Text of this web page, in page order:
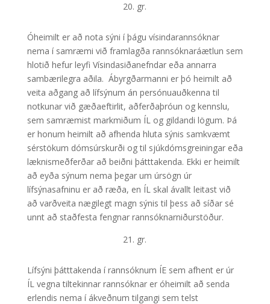
20. gr.
Óheimilt er að nota sýni í þágu vísindarannsóknar
nema í samræmi við framlagða rannsóknaráætlun sem
hlotið hefur leyfi Vísindasiðanefndar eða annarra
sambærilegra aðila. Ábyrgðarmanni er þó heimilt að
veita aðgang að lífsýnum án persónuauðkenna til
notkunar við gæðaeftirlit, aðferðaþróun og kennslu,
sem samræmist markmiðum ÍL og gildandi lögum. Þá
er honum heimilt að afhenda hluta sýnis samkvæmt
sérstökum dómsúrskurði og til sjúkdómsgreiningar eða
læknismeðferðar að beiðni þátttakenda. Ekki er heimilt
að eyða sýnum nema þegar um úrsögn úr
lífsýnasafninu er að ræða, en ÍL skal ávallt leitast við
að varðveita nægilegt magn sýnis til þess að síðar sé
unnt að staðfesta fengnar rannsóknarniðurstöður.
21. gr.
Lífsýni þátttakenda í rannsóknum ÍE sem afhent er úr
ÍL vegna tiltekinnar rannsóknar er óheimilt að senda
erlendis nema í ákveðnum tilgangi sem telst